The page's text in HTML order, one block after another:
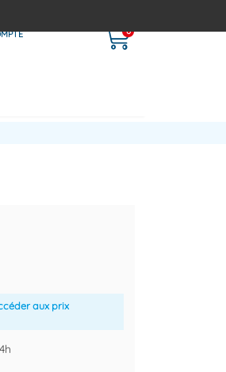
0
aux prix